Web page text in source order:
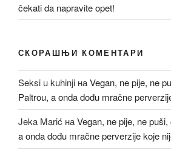
čekati da napravite opet!
СКОРАШЊИ КОМЕНТАРИ
Seksi u kuhinji наVegan, ne pije, ne
Paltrou, a onda dođu mračne
Jeka Marić наVegan, ne pije, ne
a onda dođu mračne perverzije koje